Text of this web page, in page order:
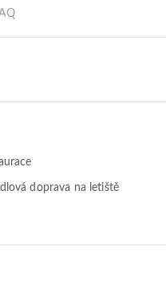
doprava na letiště